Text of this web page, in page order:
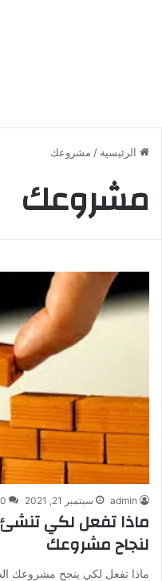
الرئيسية / مشروعك
مشروعك
admin سبتمبر 21, 2021 0
ماذا تفعل لكي
لنجاح مشروعك
ماذا تفعل لكي ينجح مشروعك